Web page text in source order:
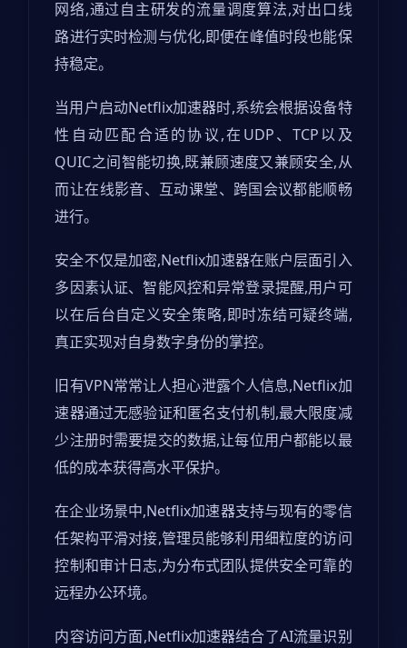
网络,通过自主研发的流量调度算法,对出口线
路进行实时检测与优化,即便在峰值时段也能保
持稳定。
当用户启动Netflix加速器时,系统会根据设备特
性自动匹配合适的协议,在UDP、TCP以及
QUIC之间智能切换,既兼顾速度又兼顾安全,从
而让在线影音、互动课堂、跨国会议都能顺畅
进行。
安全不仅是加密,Netflix加速器在账户层面引入
多因素认证、智能风控和异常登录提醒,用户可
以在后台自定义安全策略,即时冻结可疑终端,
真正实现对自身数字身份的掌控。
旧有VPN常常让人担心泄露个人信息,Netflix加
速器通过无感验证和匿名支付机制,最大限度减
少注册时需要提交的数据,让每位用户都能以最
低的成本获得高水平保护。
在企业场景中,Netflix加速器支持与现有的零信
任架构平滑对接,管理员能够利用细粒度的访问
控制和审计日志,为分布式团队提供安全可靠的
远程办公环境。
内容访问方面,Netflix加速器结合了AI流量识别